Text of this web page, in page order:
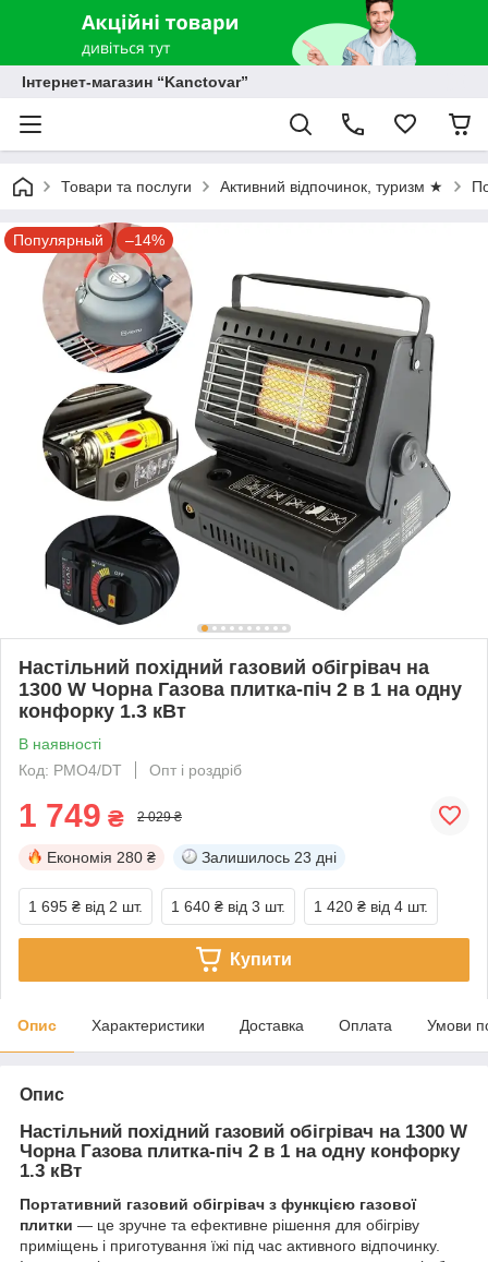
Інтернет-магазин “Kanctovar”
Товари та послуги Активний відпочинок, туризм ★
Популярный –14%
Настільний похідний газовий обігрівач на
1300 W Чорна Газова плитка-піч 2 в 1 на одну
конфорку 1.3 кВт
В наявності
Код: PMO4/DT
Опт і роздріб
1 749 ₴ 2 029 ₴
Економія 280 ₴ Залишилось 23 дні
1 695 ₴ від 2 шт. 1 640 ₴ від 3 шт. 1 420 ₴ від 4 шт.
Купити
Опис Характеристики Доставка Оплата Умови
Опис
Настільний похідний газовий обігрівач на 1300 W
Чорна Газова плитка-піч 2 в 1 на одну конфорку
1.3 кВт
Портативний газовий обігрівач з функцією газової
плитки — це зручне та ефективне рішення для обігріву
приміщень і приготування їжі під час активного відпочинку.